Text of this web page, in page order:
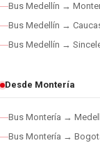
Bus Medellín →
Bus Medellín →
Bus Medellín →
Desde Montería
Bus Montería →
Bus Montería →